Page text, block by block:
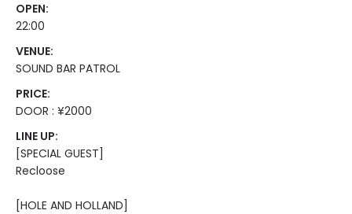
OPEN:
22:00
VENUE:
SOUND BAR PATROL
PRICE:
DOOR : ¥2000
LINE UP:
[SPECIAL GUEST]
Recloose
[HOLE AND HOLLAND]